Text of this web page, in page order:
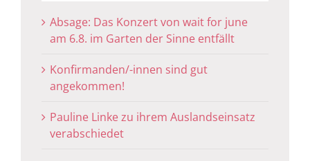
Absage: Das Konzert von wait for june
am 6.8. im Garten der Sinne entfällt
Konfirmanden/-innen sind gut
angekommen!
Pauline Linke zu ihrem Auslandseinsatz
verabschiedet